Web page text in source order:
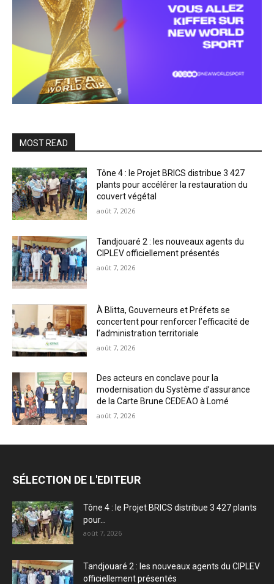
MOST READ
Tône 4 : le Projet BRICS distribue 3 427
plants pour accélérer la restauration du
couvert végétal
août 7, 2026
Tandjouaré 2 : les nouveaux agents du
CIPLEV officiellement présentés
août 7, 2026
À Blitta, Gouverneurs et Préfets se
concertent pour renforcer l’efficacité de
l’administration territoriale
août 7, 2026
Des acteurs en conclave pour la
modernisation du Système d’assurance
de la Carte Brune CEDEAO à Lomé
août 7, 2026
SÉLECTION DE L'EDITEUR
Tône 4 : le Projet BRICS distribue 3 427 plants
pour...
août 7, 2026
Tandjouaré 2 : les nouveaux agents du CIPLEV
officiellement présentés